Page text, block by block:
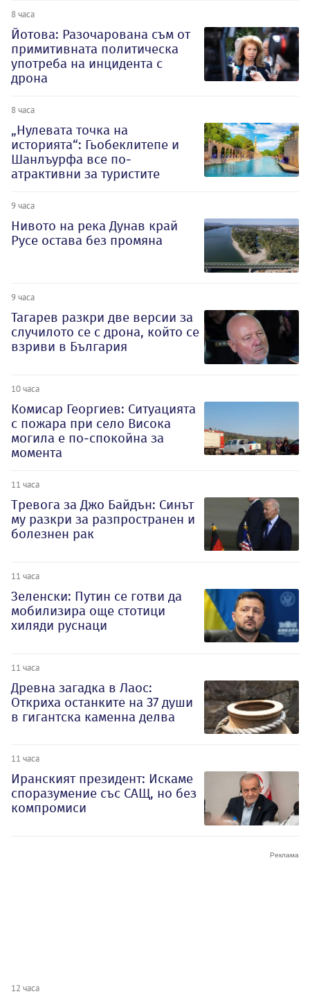
8 часа
Йотова: Разочарована съм от
примитивната политическа
употреба на инцидента с
дрона
8 часа
„Нулевата точка на
историята“: Гьобеклитепе и
Шанлъурфа все по-
атрактивни за туристите
9 часа
Нивото на река Дунав край
Русе остава без промяна
9 часа
Тагарев разкри две версии за
случилото се с дрона, който се
взриви в България
10 часа
Комисар Георгиев: Ситуацията
с пожара при село Висока
могила е по-спокойна за
момента
11 часа
Тревога за Джо Байдън: Синът
му разкри за разпространен и
болезнен рак
11 часа
Зеленски: Путин се готви да
мобилизира още стотици
хиляди руснаци
11 часа
Древна загадка в Лаос:
Откриха останките на 37 души
в гигантска каменна делва
11 часа
Иранският президент: Искаме
споразумение със САЩ, но без
компромиси
12 часа